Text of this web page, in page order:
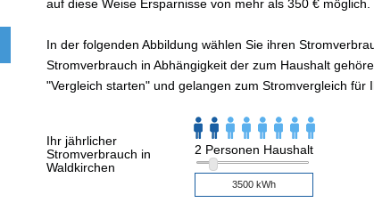
auf diese Weise Ersparnisse von mehr als 350 € möglich.
In der folgenden Abbildung wählen Sie ihren
Stromverbrauch in Abhängigkeit der zum Haushalt
"Vergleich starten" und gelangen zum Stromvergleich für
Ihr jährlicher
Stromverbrauch in
Waldkirchen
2 Personen Haushalt